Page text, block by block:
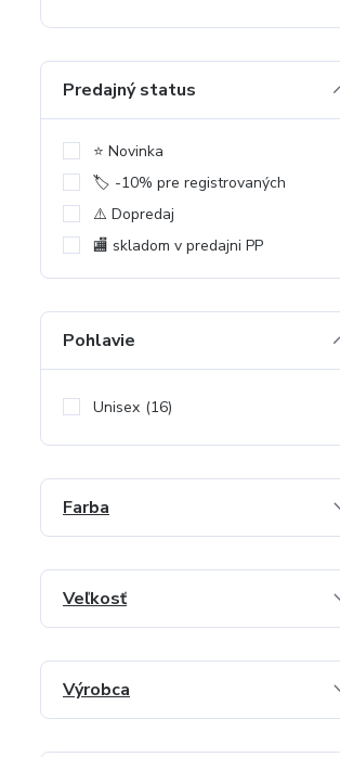
Predajný status
⭐️ Novinka
🏷️ -10% pre registrovaných
⚠️ Dopredaj
🏬 skladom v predajni PP
Pohlavie
Unisex (16)
Farba
Veľkosť
Výrobca